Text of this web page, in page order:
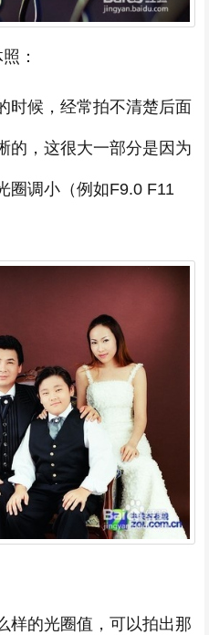
：
时候，经常拍不清楚后面
的，这很大一部分是因为
圈调小（例如F9.0 F11
样的光圈值，可以拍出那